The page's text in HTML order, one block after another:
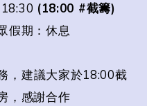
(18:00 #截籌)
假期：休息
，建議大家於18:00截
，感謝合作